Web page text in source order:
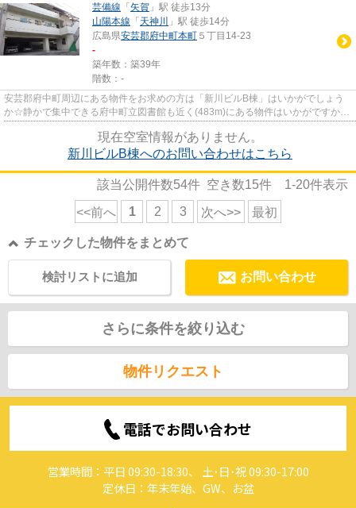
芸備線 「矢賀 」駅 徒歩13分
山陽本線 「天神川
」駅 徒歩14分
広島県安芸郡府中町本町 ５丁目14-23
-
築年数：築39年
階数：-
安芸郡府中町周辺にある物件をお求めの方は「新川ビルB棟」はいかがでしょう
か☆静かで集中できる府中町立図書館も近く(483m)にある物件はいかがですか☆
外装にこだわったオシャレなデザ...
現在空室情報がありません。
新川ビルB棟へのお問い合わせはこちら
該当公開件数54件 空き数15件 1-20件表示
<<前へ 1 2 3 次へ>> 最初
チェックした物件をまとめて
お問い合わせ
検討リストに追加
さらに条件を絞り込む
物件リクエスト
電話でお問い合わせ
営業時間：平日 09:30-18:30、 土･日･祝 09:30-17:00
定休日：年末年始、GW、お盆